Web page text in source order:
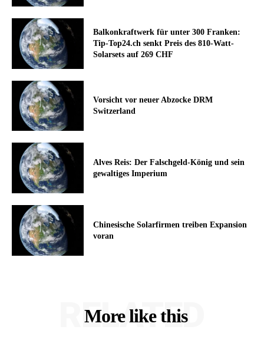
Balkonkraftwerk für unter 300 Franken:
Tip-Top24.ch senkt Preis des 810-Watt-
Solarsets auf 269 CHF
Vorsicht vor neuer Abzocke DRM
Switzerland
Alves Reis: Der Falschgeld-König und sein
gewaltiges Imperium
Chinesische Solarfirmen treiben Expansion
voran
More like this
RELATED